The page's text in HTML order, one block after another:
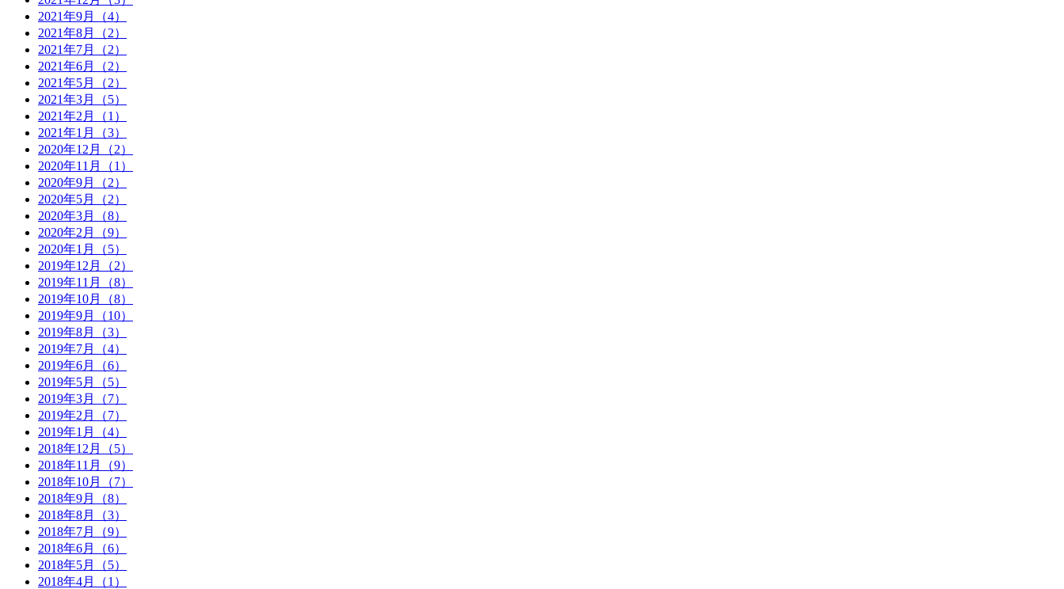
2021年9月（4）
2021年8月（2）
2021年7月（2）
2021年6月（2）
2021年5月（2）
2021年3月（5）
2021年2月（1）
2021年1月（3）
2020年12月（2）
2020年11月（1）
2020年9月（2）
2020年5月（2）
2020年3月（8）
2020年2月（9）
2020年1月（5）
2019年12月（2）
2019年11月（8）
2019年10月（8）
2019年9月（10）
2019年8月（3）
2019年7月（4）
2019年6月（6）
2019年5月（5）
2019年3月（7）
2019年2月（7）
2019年1月（4）
2018年12月（5）
2018年11月（9）
2018年10月（7）
2018年9月（8）
2018年8月（3）
2018年7月（9）
2018年6月（6）
2018年5月（5）
2018年4月（1）